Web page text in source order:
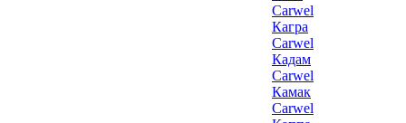
Carwel
Кагра
Carwel
Кадам
Carwel
Камак
Carwel